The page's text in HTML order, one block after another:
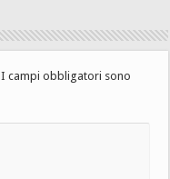
I campi obbligatori sono